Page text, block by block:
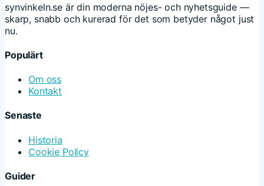
synvinkeln.se är din moderna nöjes- och nyhetsguide —
skarp, snabb och kurerad för det som betyder något just
nu.
Populärt
Om oss
Kontakt
Senaste
Historia
Cookie Policy
Guider